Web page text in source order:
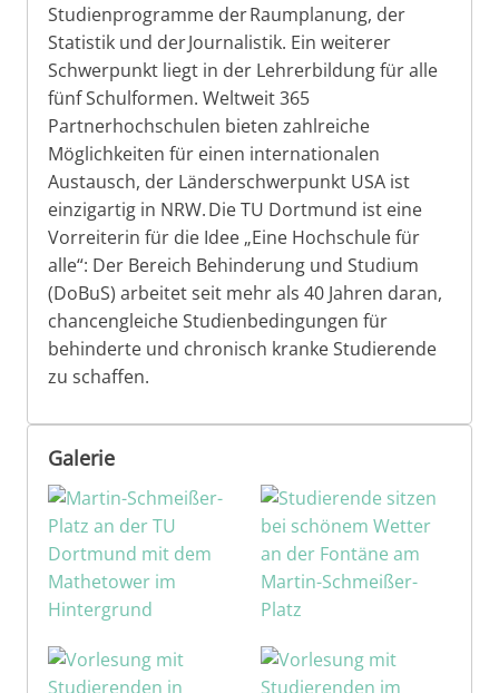
Studienprogramme der Raumplanung, der
Statistik und der Journalistik. Ein weiterer
Schwerpunkt liegt in der Lehrerbildung für alle
fünf Schulformen. Weltweit 365
Partnerhochschulen bieten zahlreiche
Möglichkeiten für einen internationalen
Austausch, der Länderschwerpunkt USA ist
einzigartig in NRW. Die TU Dortmund ist eine
Vorreiterin für die Idee „Eine Hochschule für
alle“: Der Bereich Behinderung und Studium
(DoBuS) arbeitet seit mehr als 40 Jahren daran,
chancengleiche Studienbedingungen für
behinderte und chronisch kranke Studierende
zu schaffen.
Galerie